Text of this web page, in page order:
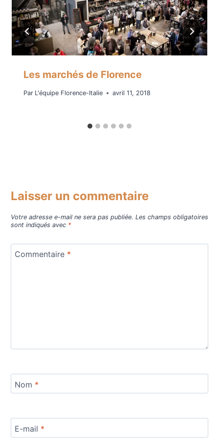
Les marchés de Florence
Par L'équipe Florence-Italie avril 11, 2018
Laisser un commentaire
Votre adresse e-mail ne sera pas publiée. Les champs obligatoires
sont indiqués avec *
Commentaire *
Nom *
E-mail *